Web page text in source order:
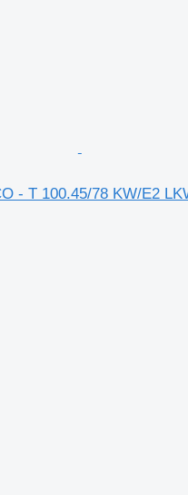
- T 100.45/78 KW/E2